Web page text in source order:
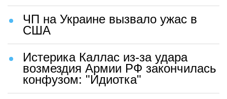
ЧП на Украине вызвало ужас в
США
Истерика Каллас из-за удара
возмездия Армии РФ закончилась
конфузом: "Идиотка"